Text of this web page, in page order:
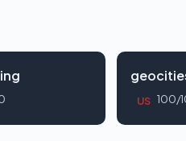
US 100/